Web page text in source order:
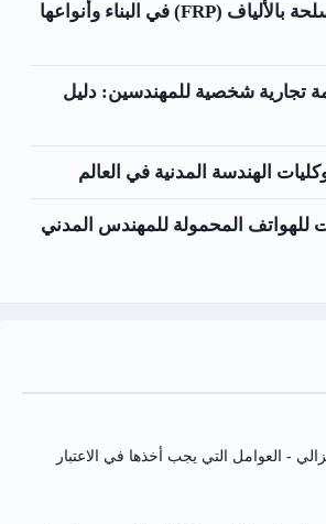
البوليمرات المسلحة بالألياف (FRP) في البناء وأنواعها
تجارية شخصية للمهندسين: دليل
الهندسة المدنية في العالم
للهواتف المحمولة للمهندس المدني
- العوامل التي يجب أخذها في الاعتبار